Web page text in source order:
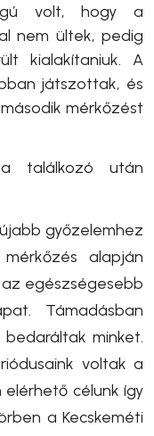
volt, hogy a
nem ültek, pedig
kialakítaniuk. A
játszottak, és
mérkőzést
találkozó után
győzelemhez
alapján
egészségesebb
Támadásban
minket.
voltak a
elérhető célunk így
a Kecskeméti